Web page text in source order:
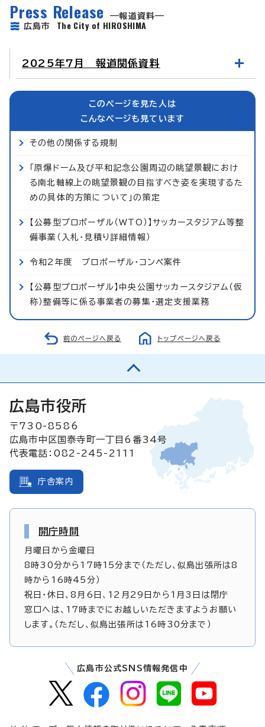
Press Release
報道資料
広島市 The City of HIROSHIMA
2025年7月 報道関係資料
このページを見た人は
こんなページも見ています
その他の関係する規制
「原爆ドーム及び平和記念公園周辺の眺望景観におけ
る南北軸線上の眺望景観の目指すべき姿を実現するた
めの具体的方策について」の策定
【公募型プロポーザル（WTO）】サッカースタジアム等整
備事業（入札・見積り詳細情報）
令和2年度 プロポーザル・コンペ案件
【公募型プロポーザル】中央公園サッカースタジアム（仮
称）整備等に係る事業者の募集・選定支援業務
前のページへ戻る トップページへ戻る
広島市役所
〒730-8586
広島市中区国泰寺町一丁目6番34号
代表電話：082-245-2111
庁舎案内
開庁時間
月曜日から金曜日
8時30分から17時15分まで（ただし、似島出張所は8
時から16時45分）
祝日・休日、8月6日、12月29日から1月3日は閉庁
窓口へは、17時までにお越しいただきますようお願い
します。（ただし、似島出張所は16時30分まで）
広島市公式SNS情報発信中